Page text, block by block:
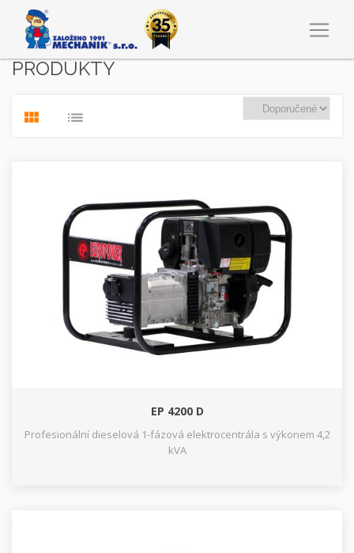
PRODUKTY
EP 4200 D
Profesionální dieselová 1-fázová elektrocentrála s výkonem 4,2
kVA